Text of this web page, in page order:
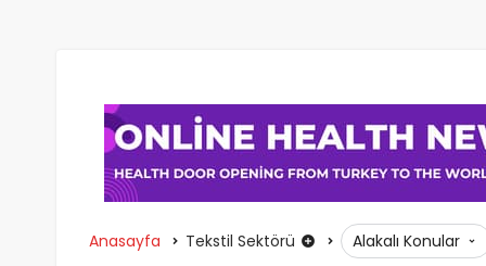
Anasayfa Tekstil Sektörü Alakalı Konular